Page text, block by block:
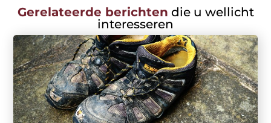
Gerelateerde berichten die u wellicht
interesseren